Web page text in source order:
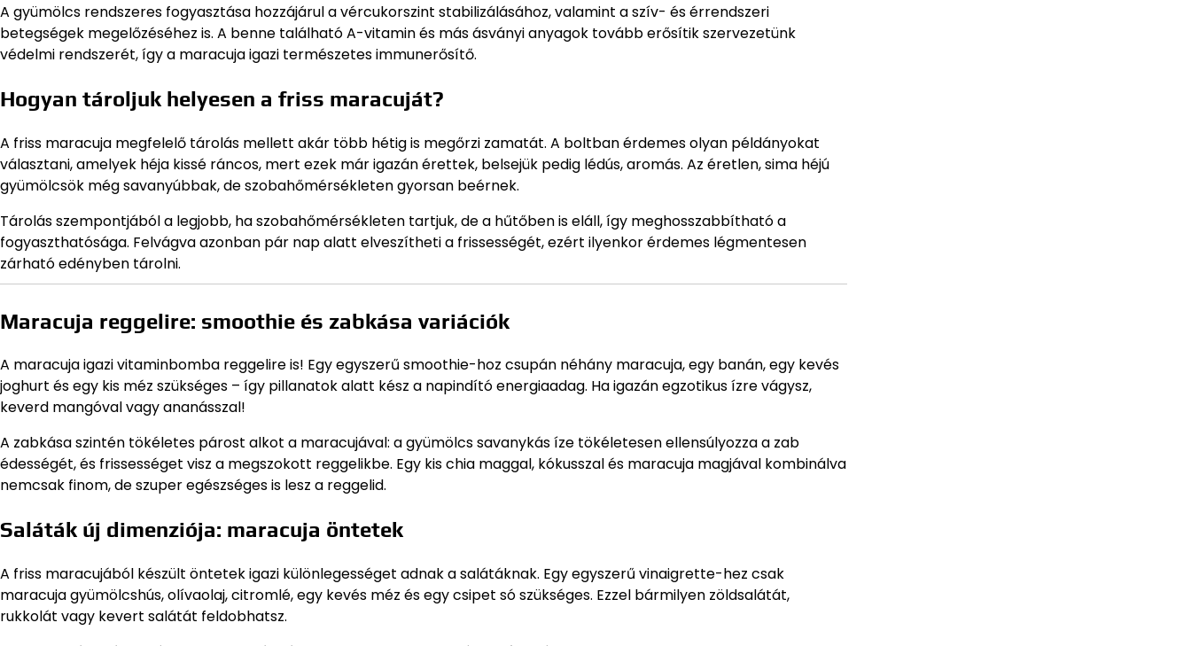
A gyümölcs rendszeres fogyasztása hozzájárul a vércukorszint stabilizálásához, valamint a szív- és érrendszeri
betegségek megelőzéséhez is. A benne található A-vitamin és más ásványi anyagok tovább erősítik szervezetünk
védelmi rendszerét, így a maracuja igazi természetes immunerősítő.
Hogyan tároljuk helyesen a friss maracuját?
A friss maracuja megfelelő tárolás mellett akár több hétig is megőrzi zamatát. A boltban érdemes olyan példányokat
választani, amelyek héja kissé ráncos, mert ezek már igazán érettek, belsejük pedig lédús, aromás. Az éretlen, sima héjú
gyümölcsök még savanyúbbak, de szobahőmérsékleten gyorsan beérnek.
Tárolás szempontjából a legjobb, ha szobahőmérsékleten tartjuk, de a hűtőben is eláll, így meghosszabbítható a
fogyaszthatósága. Felvágva azonban pár nap alatt elveszítheti a frissességét, ezért ilyenkor érdemes légmentesen
zárható edényben tárolni.
Maracuja reggelire: smoothie és zabkása variációk
A maracuja igazi vitaminbomba reggelire is! Egy egyszerű smoothie-hoz csupán néhány maracuja, egy banán, egy kevés
joghurt és egy kis méz szükséges – így pillanatok alatt kész a napindító energiaadag. Ha igazán egzotikus ízre vágysz,
keverd mangóval vagy ananásszal!
A zabkása szintén tökéletes párost alkot a maracujával: a gyümölcs savanykás íze tökéletesen ellensúlyozza a zab
édességét, és frissességet visz a megszokott reggelikbe. Egy kis chia maggal, kókusszal és maracuja magjával kombinálva
nemcsak finom, de szuper egészséges is lesz a reggelid.
Saláták új dimenziója: maracuja öntetek
A friss maracujából készült öntetek igazi különlegességet adnak a salátáknak. Egy egyszerű vinaigrette-hez csak
maracuja gyümölcshús, olívaolaj, citromlé, egy kevés méz és egy csipet só szükséges. Ezzel bármilyen zöldsalátát,
rukkolát vagy kevert salátát feldobhatsz.